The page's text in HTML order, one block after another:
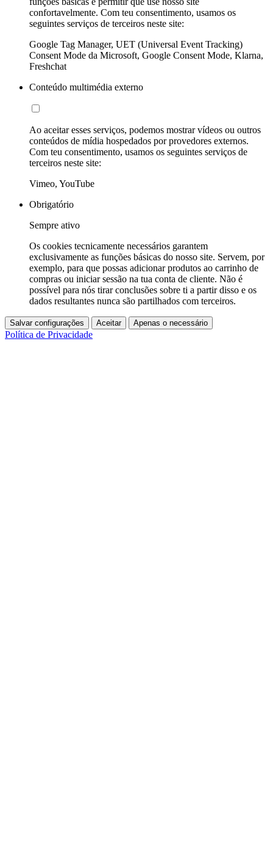
confortavelmente. Com teu consentimento, usamos os
seguintes serviços de terceiros neste site:
Google Tag Manager, UET (Universal Event Tracking)
Consent Mode da Microsoft, Google Consent Mode, Klarna,
Freshchat
Conteúdo multimédia externo
Ao aceitar esses serviços, podemos mostrar vídeos ou outros
conteúdos de mídia hospedados por provedores externos.
Com teu consentimento, usamos os seguintes serviços de
terceiros neste site:
Vimeo, YouTube
Obrigatório
Sempre ativo
Os cookies tecnicamente necessários garantem
exclusivamente as funções básicas do nosso site. Servem, por
exemplo, para que possas adicionar produtos ao carrinho de
compras ou iniciar sessão na tua conta de cliente. Não é
possível para nós tirar conclusões sobre ti a partir disso e os
dados resultantes nunca são partilhados com terceiros.
Salvar configurações Aceitar Apenas o necessário
Política de Privacidade